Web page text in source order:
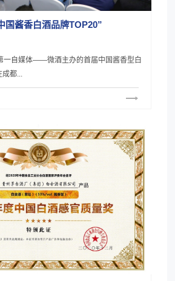
国酱香白酒品牌TOP20”
一自媒体——微酒主办的首届中国酱香型白
都...